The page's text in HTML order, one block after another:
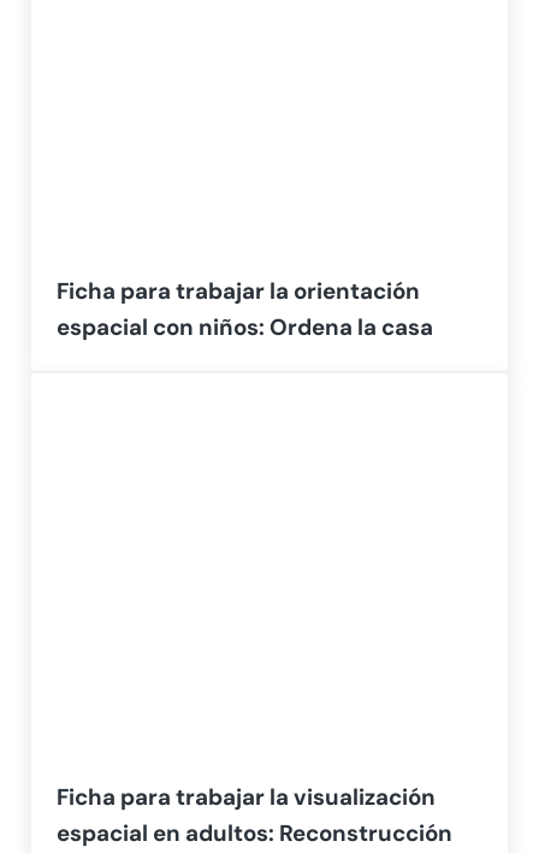
Ficha para trabajar la orientación
espacial con niños: Ordena la casa
Ficha para trabajar la visualización
espacial en adultos: Reconstrucción